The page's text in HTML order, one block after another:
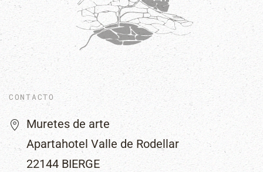
CONTACTO
Muretes de arte
Apartahotel Valle de Rodellar
22144 BIERGE